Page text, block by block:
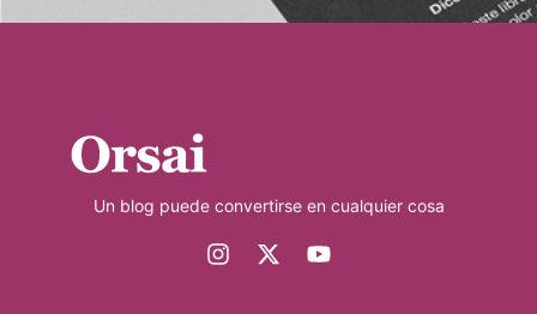
Un blog puede convertirse en cualquier cosa